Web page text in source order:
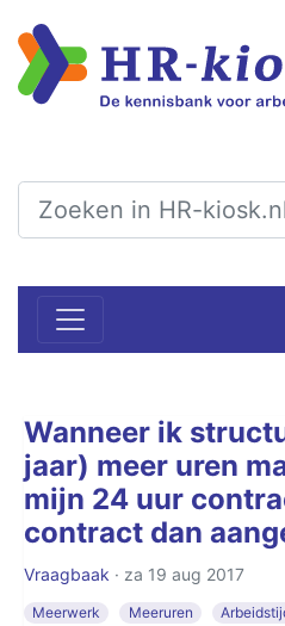
Wanneer ik
jaar) meer uren
mijn 24 uur
contract dan
Vraagbaak · za 19 aug 2017
Meerwerk Meeruren